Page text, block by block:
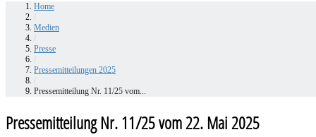
Home
Medien
Presse
Pressemitteilungen 2025
Pressemitteilung Nr. 11/25 vom...
Pressemitteilung Nr. 11/25 vom 22. Mai 2025